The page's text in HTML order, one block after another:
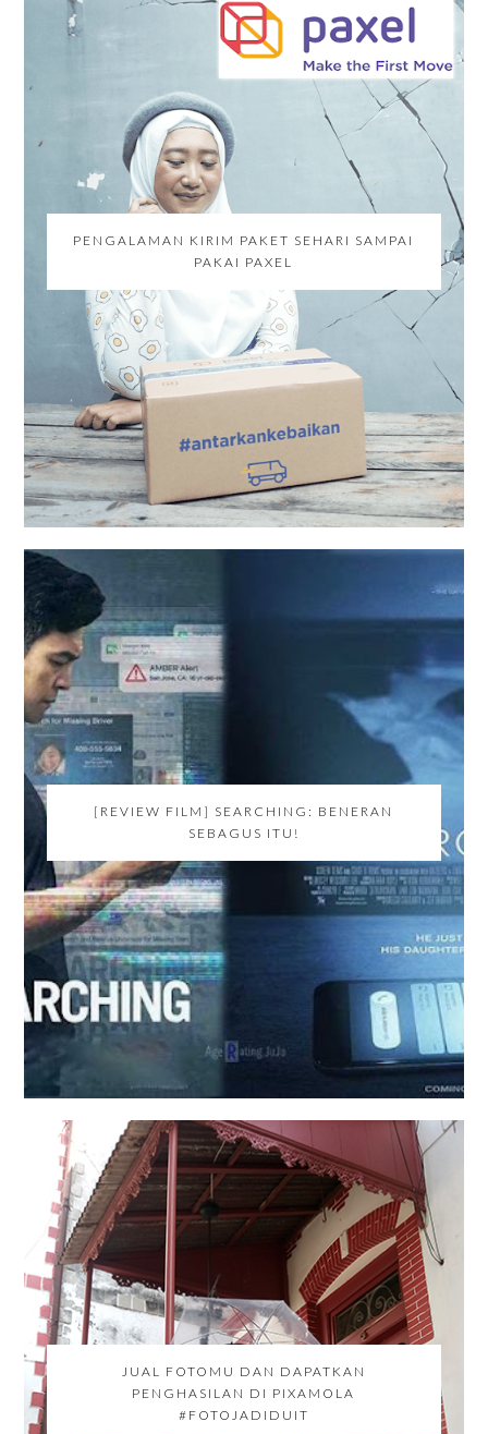
PENGALAMAN KIRIM PAKET SEHARI SAMPAI
PAKAI PAXEL
[REVIEW FILM] SEARCHING: BENERAN
SEBAGUS ITU!
JUAL FOTOMU DAN DAPATKAN
PENGHASILAN DI PIXAMOLA
#FOTOJADIDUIT